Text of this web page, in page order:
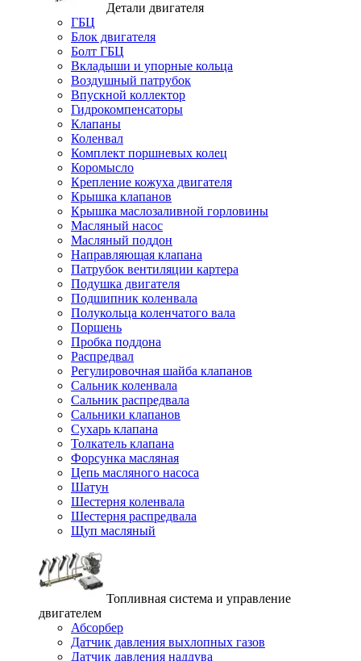
Детали двигателя
ГБЦ
Блок двигателя
Болт ГБЦ
Вкладыши и упорные кольца
Воздушный патрубок
Впускной коллектор
Гидрокомпенсаторы
Клапаны
Коленвал
Комплект поршневых колец
Коромысло
Крепление кожуха двигателя
Крышка клапанов
Крышка маслозаливной горловины
Масляный насос
Масляный поддон
Направляющая клапана
Патрубок вентиляции картера
Подушка двигателя
Подшипник коленвала
Полукольца коленчатого вала
Поршень
Пробка поддона
Распредвал
Регулировочная шайба клапанов
Сальник коленвала
Сальник распредвала
Сальники клапанов
Сухарь клапана
Толкатель клапана
Форсунка масляная
Цепь масляного насоса
Шатун
Шестерня коленвала
Шестерня распредвала
Щуп масляный
Топливная система и управление
двигателем
Абсорбер
Датчик давления выхлопных газов
Датчик давления наддува